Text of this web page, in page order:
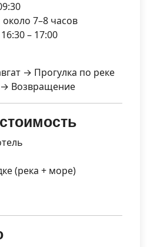
около 7–8 часов
16:30 – 17:00
→ Прогулка по реке
Возвращение
(река + море)